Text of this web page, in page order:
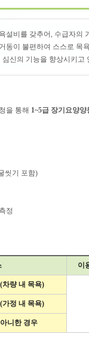
설비를 갖추어, 수급자의
동이 불편하여 스스로 목
심신의 기능을 향상시키고
을 통해 1~5급 장기요양양
씻기 포함)
정
이
차량 내 목욕)
가정 내 목욕)
니한 경우